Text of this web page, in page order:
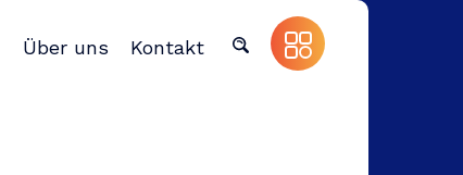
Über uns Kontakt